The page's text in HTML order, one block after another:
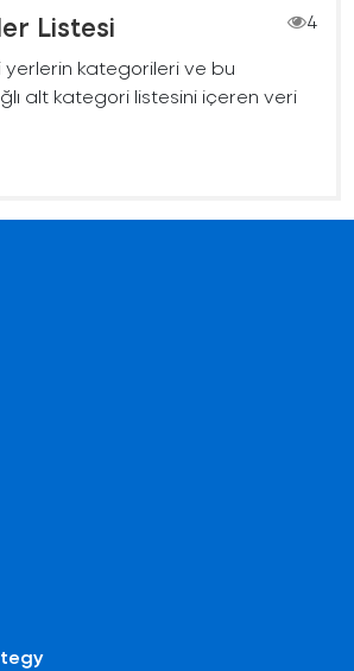
Listesi
4
yerlerin kategorileri ve bu
alt kategori listesini içeren veri